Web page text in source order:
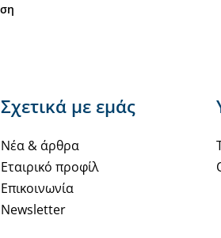
Σχετικά με εμάς
Νέα & άρθρα
Εταιρικό προφίλ
Επικοινωνία
Newsletter